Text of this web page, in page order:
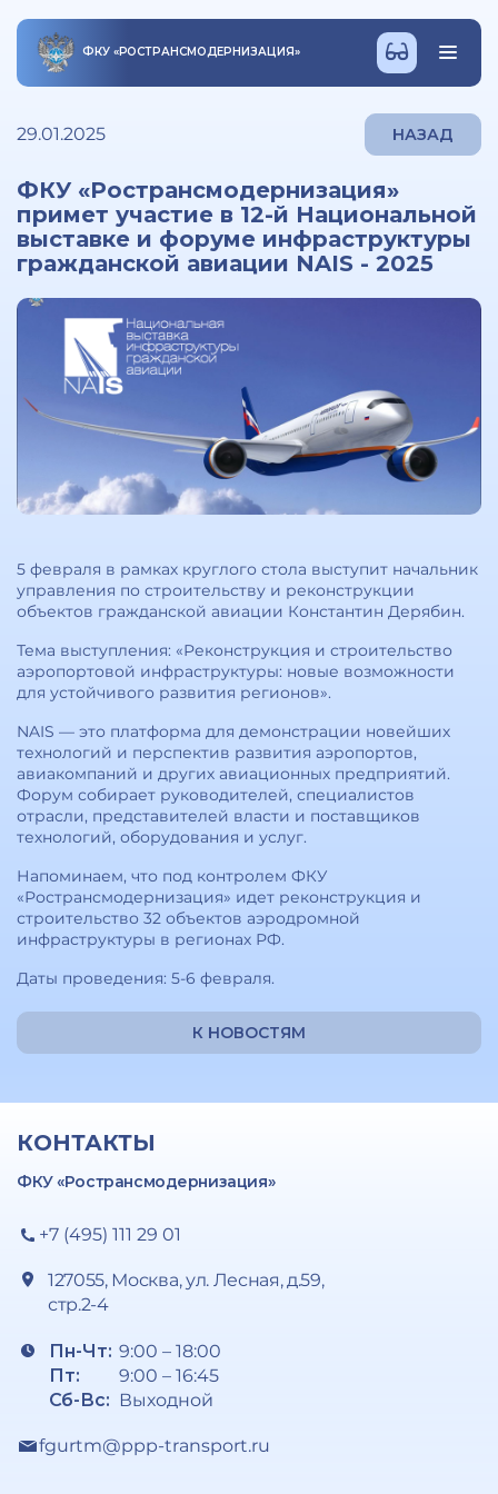
ФКУ «РОСТРАНСМОДЕРНИЗАЦИЯ»
29.01.2025 НАЗАД
ФКУ «Ространсмодернизация»
примет участие в 12-й Национальной
выставке и форуме инфраструктуры
гражданской авиации NAIS - 2025
5 февраля в рамках круглого стола выступит начальник
управления по строительству и реконструкции
объектов гражданской авиации Константин Дерябин.
Тема выступления: «Реконструкция и строительство
аэропортовой инфраструктуры: новые возможности
для устойчивого развития регионов».
NAIS — это платформа для демонстрации новейших
технологий и перспектив развития аэропортов,
авиакомпаний и других авиационных предприятий.
Форум собирает руководителей, специалистов
отрасли, представителей власти и поставщиков
технологий, оборудования и услуг.
Напоминаем, что под контролем ФКУ
«Ространсмодернизация» идет реконструкция и
строительство 32 объектов аэродромной
инфраструктуры в регионах РФ.
Даты проведения: 5-6 февраля.
К НОВОСТЯМ
КОНТАКТЫ
ФКУ «Ространсмодернизация»
+7 (495) 111 29 01
127055, Москва, ул. Лесная, д.59,
стр.2-4
Пн-Чт:
Пт:
Сб-Вс:
9:00 – 18:00
9:00 – 16:45
Выходной
fgurtm@ppp-transport.ru